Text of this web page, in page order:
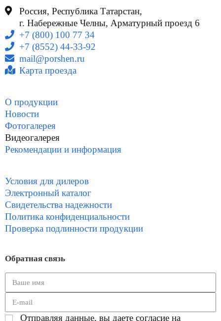
Россия, Республика Татарстан,
г. Набережные Челны, Арматурный проезд 6
+7 (800) 100 77 34
+7 (8552) 44-33-92
mail@porshen.ru
Карта проезда
О продукции
Новости
Фотогалерея
Видеогалерея
Рекомендации и информация
Условия для дилеров
Электронный каталог
Свидетельства надежности
Политика конфиденциальности
Проверка подлинности продукции
Обратная связь
Отправляя данные, вы даете согласие на